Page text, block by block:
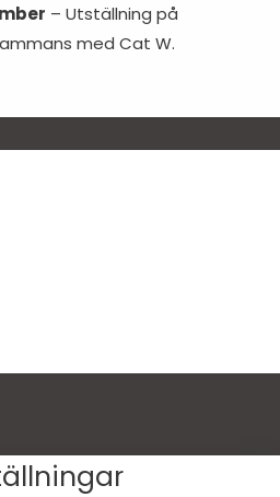
– Utställning på
med Cat W.